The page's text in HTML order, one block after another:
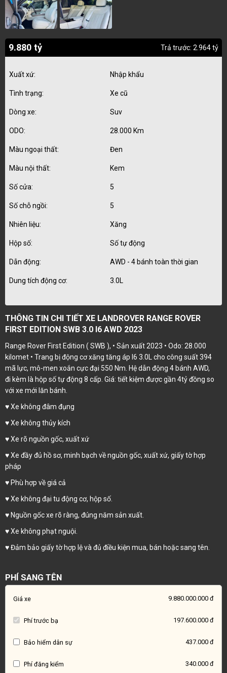
9.880 tỷ Trả trước: 2.964 tỷ
Xuất xứ: Nhập khẩu
Tình trạng: Xe cũ
Dòng xe: Suv
ODO: 28.000 Km
Màu ngoại thất: Đen
Màu nội thất: Kem
Số cửa: 5
Số chỗ ngồi: 5
Nhiên liệu: Xăng
Hộp số: Số tự động
Dẫn động: AWD - 4 bánh toàn thời gian
Dung tích động cơ: 3.0L
THÔNG TIN CHI TIẾT XE LANDROVER RANGE ROVER
FIRST EDITION SWB 3.0 I6 AWD 2023
Range Rover First Edition ( SWB ), • Sản xuất 2023 • Odo: 28.000
kilomet • Trang bị động cơ xăng tăng áp I6 3.0L cho công suất 394
mã lực, mô-men xoắn cực đại 550 Nm. Hệ dẫn động 4 bánh AWD,
đi kèm là hộp số tự động 8 cấp. Giá: tiết kiệm được gần 4tỷ đồng so
với xe mới lăn bánh.
♥️ Xe không đâm đụng
♥️ Xe không thủy kích
♥️ Xe rõ nguồn gốc, xuất xứ
♥️ Xe đầy đủ hồ sơ, minh bạch về nguồn gốc, xuất xứ, giấy tờ hợp
pháp
♥️ Phù hợp về giá cả
♥️ Xe không đại tu động cơ, hộp số.
♥️ Nguồn gốc xe rõ ràng, đúng năm sản xuất.
♥️ Xe không phạt nguội.
♥️ Đảm bảo giấy tờ hợp lệ và đủ điều kiện mua, bán hoặc sang tên.
PHÍ SANG TÊN
Giá xe 9.880.000.000 đ
Phí trước bạ 197.600.000 đ
Bảo hiểm dân sự 437.000 đ
Phí đăng kiểm 340.000 đ